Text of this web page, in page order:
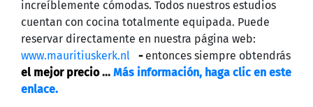
increíblemente cómodas. Todos nuestros estudios
cuentan con cocina totalmente equipada. Puede
reservar directamente en nuestra página web:
www.mauritiuskerk.nl
-entonces siempre obtendrás
el mejor precio... Más información, haga clic en este
enlace.